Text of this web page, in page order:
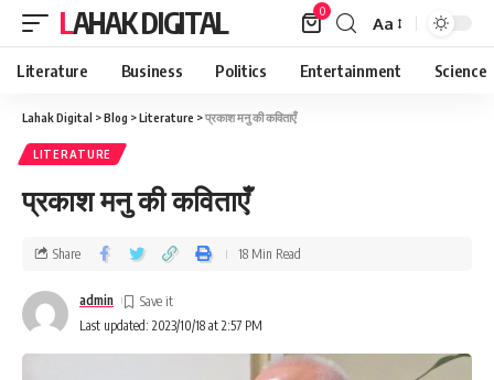
LAHAK DIGITAL 0
Aa
Literature Business Politics Entertainment Science
Lahak Digital >Blog >Literature >प्रकाश मनु की कविताएँ
LITERATURE
प्रकाश मनु की कविताएँ
Last updated: 2023/10/18 at 2:57 PM
admin
Share 18 Min Read